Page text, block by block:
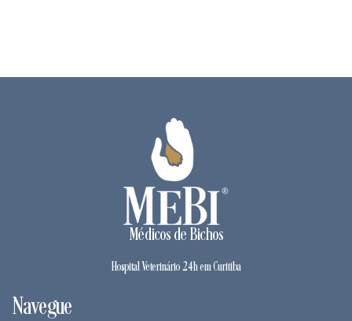
Médicos de Bichos
Hospital Veterinário 24h em Curitiba
Navegue